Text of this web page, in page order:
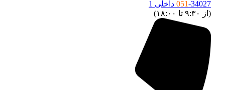
051-34027 داخلی 1
(از ۹:۳۰ تا ۱۸:۰۰)